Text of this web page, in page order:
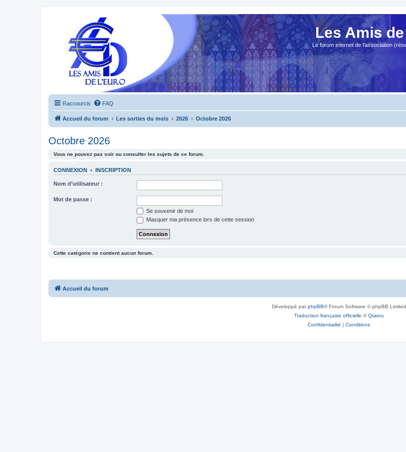
Les Amis
Le forum internet de l'association
Raccourcis FAQ
Accueil du forum Les sorties du mois 2026 Octobre 2026
Octobre 2026
Vous ne pouvez pas voir ou consulter les sujets de ce forum.
CONNEXION • INSCRIPTION
Nom d’utilisateur :
Mot de passe :
Se souvenir de moi
Masquer ma présence lors de cette session
Cette catégorie ne contient aucun forum.
Accueil du forum
Développé parphpBB® Forum Software © phpBB Limited
Traduction française officielle ©Qiaeru
Confidentialité | Conditions